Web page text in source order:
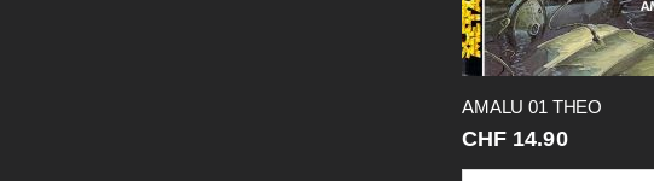
AMALU 01 THEO
CHF 14.90